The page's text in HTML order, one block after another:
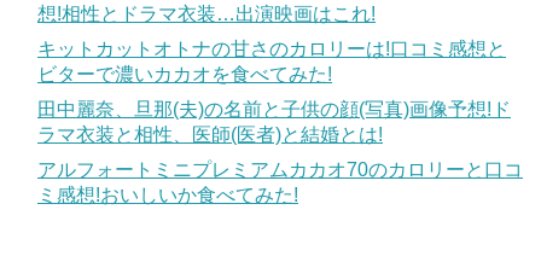
想!相性とドラマ衣装…出演映画はこれ!
キットカットオトナの甘さのカロリーは!口コミ感想と
ビターで濃いカカオを食べてみた!
田中麗奈、旦那(夫)の名前と子供の顔(写真)画像予想!ド
ラマ衣装と相性、医師(医者)と結婚とは!
アルフォートミニプレミアムカカオ70のカロリーと口コ
ミ感想!おいしいか食べてみた!